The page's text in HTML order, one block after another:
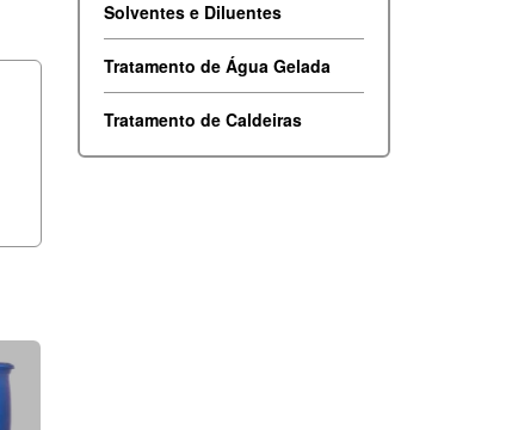
Solventes e Diluentes
Tratamento de Água Gelada
Tratamento de Caldeiras